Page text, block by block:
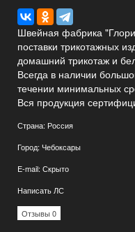
Швейная фабрика
поставки трикотажных
домашний трикотаж и
Всегда в наличии
течении минимальных
Вся продукция
Страна: Россия
Город: Чебоксары
E-mail: Скрыто
Написать ЛС
Отзывы 0